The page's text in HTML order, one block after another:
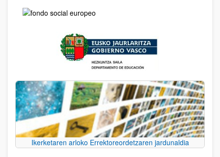
Ikerketaren arloko Errektoreordetzaren jardunaldia